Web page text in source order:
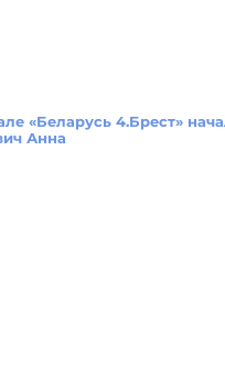
«Беларусь 4.Брест»
Анна